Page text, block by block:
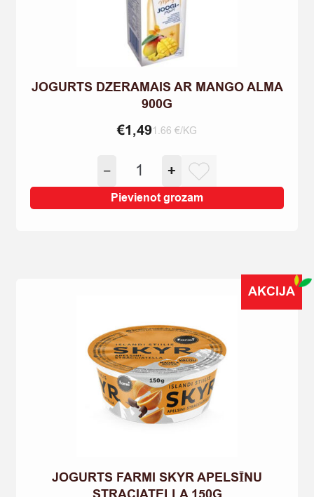
JOGURTS DZERAMAIS AR MANGO ALMA
900G
€1,491.66 €/KG
−
JOGURTS
DZERAMAIS
AR
MANGO
+
Pievienot grozam
JOGURTS FARMI SKYR APELSĪNU
AKCIJA